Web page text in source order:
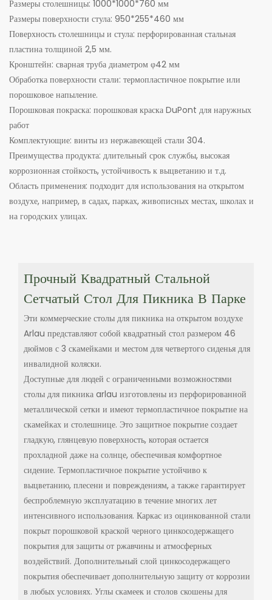
Размеры столешницы: 1000*1000*760 мм
Размеры поверхности стула: 950*255*460 мм
Поверхность столешницы и стула: перфорированная стальная
пластина толщиной 2,5 мм.
Кронштейн: сварная труба диаметром φ42 мм
Обработка поверхности стали: термопластичное покрытие или
порошковое напыление.
Порошковая покраска: порошковая краска DuPont для наружных
работ
Комплектующие: винты из нержавеющей стали 304.
Преимущества продукта: длительный срок службы, высокая
коррозионная стойкость, устойчивость к выцветанию и т.д.
Область применения: подходит для использования на открытом
воздухе, например, в садах, парках, живописных местах, школах и
на городских улицах.
Прочный Квадратный Стальной
Сетчатый Стол Для Пикника В Парке
Эти коммерческие столы для пикника на открытом воздухе
Arlau представляют собой квадратный стол размером 46
дюймов с 3 скамейками и местом для четвертого сиденья для
инвалидной коляски.
Доступные для людей с ограниченными возможностями
столы для пикника arlau изготовлены из перфорированной
металлической сетки и имеют термопластичное покрытие на
скамейках и столешнице. Это защитное покрытие создает
гладкую, глянцевую поверхность, которая остается
прохладной даже на солнце, обеспечивая комфортное
сидение. Термопластичное покрытие устойчиво к
выцветанию, плесени и повреждениям, а также гарантирует
беспроблемную эксплуатацию в течение многих лет
интенсивного использования. Каркас из оцинкованной стали
покрыт порошковой краской черного цинкосодержащего
покрытия для защиты от ржавчины и атмосферных
воздействий. Дополнительный слой цинкосодержащего
покрытия обеспечивает дополнительную защиту от коррозии
в любых условиях. Углы скамеек и столов скошены для